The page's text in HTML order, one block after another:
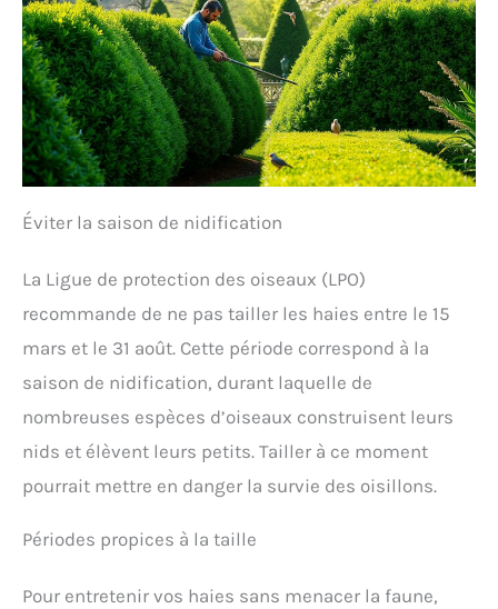
Éviter la saison de nidification
La Ligue de protection des oiseaux (LPO)
recommande de ne pas tailler les haies entre le 15
mars et le 31 août. Cette période correspond à la
saison de nidification, durant laquelle de
nombreuses espèces d’oiseaux construisent leurs
nids et élèvent leurs petits. Tailler à ce moment
pourrait mettre en danger la survie des oisillons.
Périodes propices à la taille
Pour entretenir vos haies sans menacer la faune,